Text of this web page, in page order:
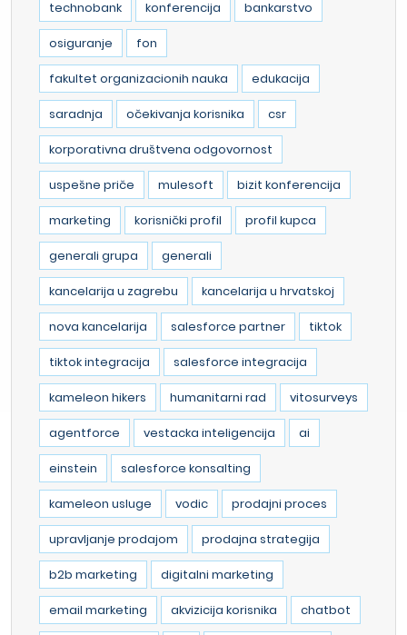
technobank konferencija bankarstvo
osiguranje fon
fakultet organizacionih nauka edukacija
saradnja očekivanja korisnika csr
korporativna društvena odgovornost
uspešne priče mulesoft bizit konferencija
marketing korisnički profil profil kupca
generali grupa generali
kancelarija u zagrebu kancelarija u hrvatskoj
nova kancelarija salesforce partner tiktok
tiktok integracija salesforce integracija
kameleon hikers humanitarni rad vitosurveys
agentforce vestacka inteligencija ai
einstein salesforce konsalting
kameleon usluge vodic prodajni proces
upravljanje prodajom prodajna strategija
b2b marketing digitalni marketing
email marketing akvizicija korisnika chatbot